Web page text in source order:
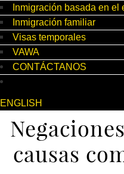
Inmigración basada en el
Inmigración familiar
Visas temporales
VAWA
CONTÁCTANOS
ENGLISH
causas